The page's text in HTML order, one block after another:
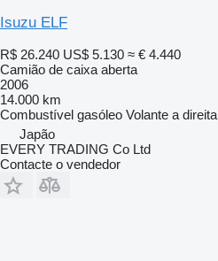
Isuzu ELF
R$ 26.240 US$ 5.130 ≈ € 4.440
Camião de caixa aberta
2006
14.000 km
Combustível gasóleo Volante a direita
Japão
EVERY TRADING Co Ltd
Contacte o vendedor